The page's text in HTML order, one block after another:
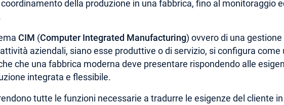
della produzione in una fabbrica, fino al monitoraggio
CIM (Computer Integrated Manufacturing) ovvero di una gestione
aziendali, siano esse produttive o di servizio, si configura come
che una fabbrica moderna deve presentare rispondendo alle
integrata e flessibile.
tutte le funzioni necessarie a tradurre le esigenze del cliente in